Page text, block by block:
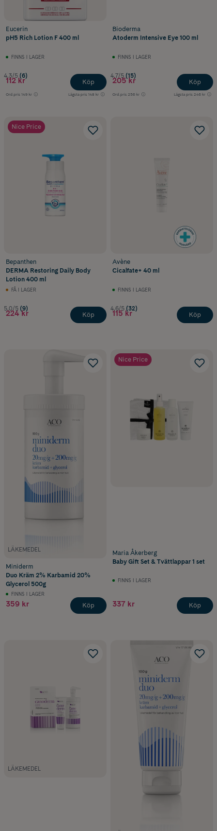
Eucerin
pH5 Rich Lotion F 400 ml
FINNS I LAGER
4.3/5 (6)
112 kr
Ord.pris 149 kr Lägsta pris 148 kr
Köp
Bioderma
Atoderm Intensive Eye 100 ml
FINNS I LAGER
4.7/5 (15)
205 kr
Ord.pris 256 kr Lägsta pris 246 kr
Köp
Nice Price
Bepanthen
DERMA Restoring Daily Body
Lotion 400 ml
FÅ I LAGER
5.0/5 (9)
224 kr Köp
Avène
Cicalfate+ 40 ml
FINNS I LAGER
4.6/5 (32)
115 kr Köp
LÄKEMEDEL
Miniderm
Duo Kräm 2% Karbamid 20%
Glycerol 500g
FINNS I LAGER
359 kr Köp
Nice Price
Maria Åkerberg
Baby Gift Set & Tvättlappar 1 set
FINNS I LAGER
337 kr Köp
LÄKEMEDEL